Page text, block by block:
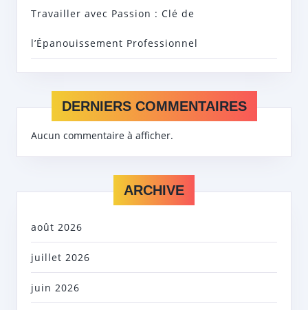
Travailler avec Passion : Clé de
l’Épanouissement Professionnel
DERNIERS COMMENTAIRES
Aucun commentaire à afficher.
ARCHIVE
août 2026
juillet 2026
juin 2026